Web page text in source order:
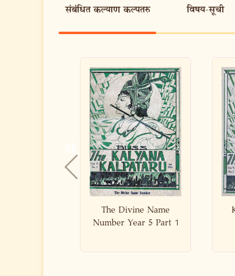
संबंधित कल्याण कल्पतरु विषय-सूची
Kalyana Kalpataru
Year 5 Part 2